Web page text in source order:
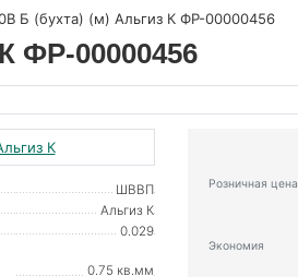
Б (бухта) (м) Альгиз К ФР-00000456
ФР-00000456
ШВВП
Альгиз К
0.029
0.75 кв.мм
Розничная цена
Экономия